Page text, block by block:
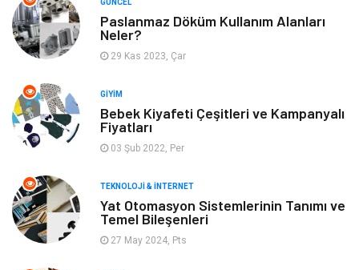
Mobilya
Turizm
Plaka Tanıma Sistemleri Hediyelik Eşya
Tarım & Hayvancılık Moda
GÜNCEL
Paslanmaz Döküm Kullanım Alanları
Neler?
29 Kas 2023, Çar
GIYIM
Bebek Kiyafeti Çeşitleri ve Kampanyalı
Fiyatları
03 Şub 2022, Per
TEKNOLOJI & İNTERNET
Yat Otomasyon Sistemlerinin Tanımı ve
Temel Bileşenleri
27 May 2024, Pts